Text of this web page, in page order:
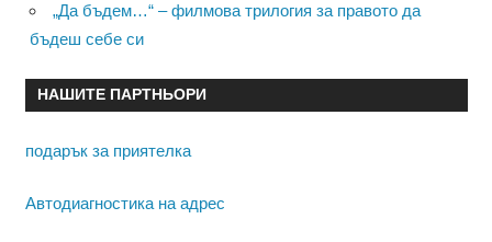
„Да бъдем…“ – филмова трилогия за правото да
бъдеш себе си
НАШИТЕ ПАРТНЬОРИ
подарък за приятелка
Автодиагностика на адрес